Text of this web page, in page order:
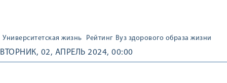
Университетская жизнь Рейтинг Вуз здорового образа жизни
ВТОРНИК, 02, АПРЕЛЬ 2024, 00:00